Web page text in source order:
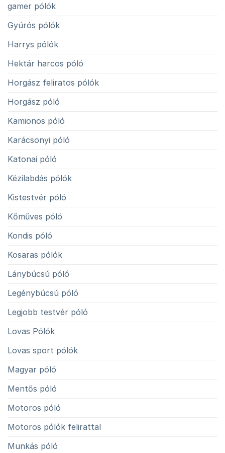
gamer pólók
Gyúrós pólók
Harrys pólók
Hektár harcos póló
Horgász feliratos pólók
Horgász póló
Kamionos póló
Karácsonyi póló
Katonai póló
Kézilabdás pólók
Kistestvér póló
Kőműves póló
Kondis póló
Kosaras pólók
Lánybúcsú póló
Legénybúcsú póló
Legjobb testvér póló
Lovas Pólók
Lovas sport pólók
Magyar póló
Mentős póló
Motoros póló
Motoros pólók felirattal
Munkás póló